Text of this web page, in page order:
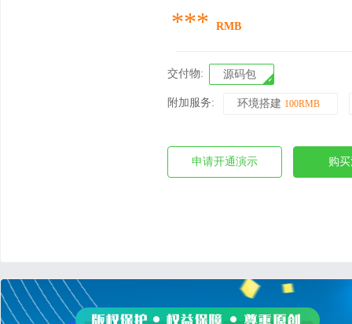
*** RMB
交付物: 源码包
附加服务: 环境搭建 100RMB
申请开通演示 购